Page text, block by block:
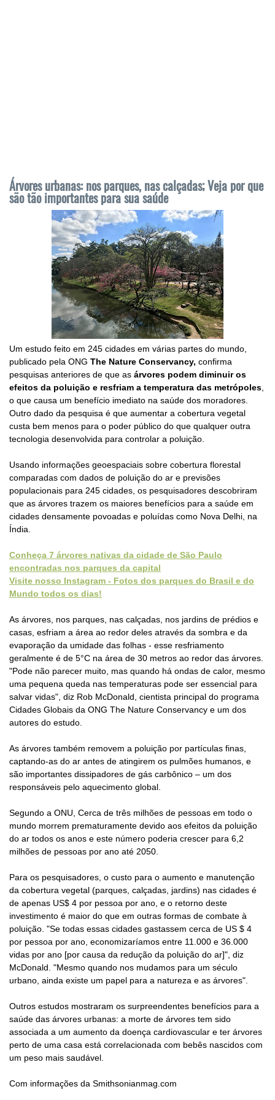
Árvores urbanas: nos parques, nas calçadas; Veja por que
são tão importantes para sua saúde
Um estudo feito em 245 cidades em várias partes do mundo,
publicado pela ONG The Nature Conservancy, confirma
pesquisas anteriores de que as árvores podem diminuir os
efeitos da poluição e resfriam a temperatura das metrópoles
o que causa um benefício imediato na saúde dos moradores.
Outro dado da pesquisa é que aumentar a cobertura vegetal
custa bem menos para o poder público do que qualquer outra
tecnologia desenvolvida para controlar a poluição.
Usando informações geoespaciais sobre cobertura florestal
comparadas com dados de poluição do ar e previsões
populacionais para 245 cidades, os pesquisadores descobriram
que as árvores trazem os maiores benefícios para a saúde em
cidades densamente povoadas e poluídas como Nova Delhi, na
Índia.
Conheça 7 árvores nativas da cidade de São Paulo
encontradas nos parques da capital
Visite nosso Instagram - Fotos dos parques do Brasil e do
Mundo todos os dias!
As árvores, nos parques, nas calçadas, nos jardins de prédios e
casas, esfriam a área ao redor deles através da sombra e da
evaporação da umidade das folhas - esse resfriamento
geralmente é de 5°C na área de 30 metros ao redor das árvores.
"Pode não parecer muito, mas quando há ondas de calor, mesmo
uma pequena queda nas temperaturas pode ser essencial para
salvar vidas", diz Rob McDonald, cientista principal do programa
Cidades Globais da ONG The Nature Conservancy e um dos
autores do estudo.
As árvores também removem a poluição por partículas finas,
captando-as do ar antes de atingirem os pulmões humanos, e
são importantes dissipadores de gás carbônico – um dos
responsáveis pelo aquecimento global.
Segundo a ONU, Cerca de três milhões de pessoas em todo o
mundo morrem prematuramente devido aos efeitos da poluição
do ar todos os anos e este número poderia crescer para 6,2
milhões de pessoas por ano até 2050.
Para os pesquisadores, o custo para o aumento e manutenção
da cobertura vegetal (parques, calçadas, jardins) nas cidades é
de apenas US$ 4 por pessoa por ano, e o retorno deste
investimento é maior do que em outras formas de combate à
poluição. "Se todas essas cidades gastassem cerca de US $ 4
por pessoa por ano, economizaríamos entre 11.000 e 36.000
vidas por ano [por causa da redução da poluição do ar]", diz
McDonald. "Mesmo quando nos mudamos para um século
urbano, ainda existe um papel para a natureza e as árvores".
Outros estudos mostraram os surpreendentes benefícios para a
saúde das árvores urbanas: a morte de árvores tem sido
associada a um aumento da doença cardiovascular e ter árvores
perto de uma casa está correlacionada com bebês nascidos com
um peso mais saudável.
Com informações da Smithsonianmag.com